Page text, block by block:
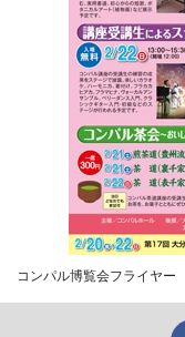
コンパル博覧会フライヤー